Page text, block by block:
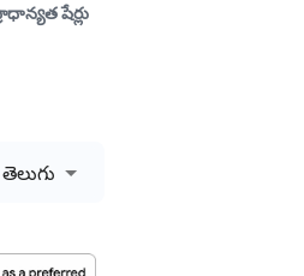
షేర్లు
తెలుగు